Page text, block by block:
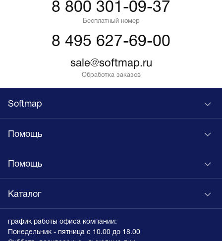
8 800 301-09-37
Бесплатный номер
8 495 627-69-00
sale@softmap.ru
Обработка заказов
Softmap
Помощь
Помощь
Каталог
график работы офиса компании:
Понедельник - пятница с 10.00 до 18.00